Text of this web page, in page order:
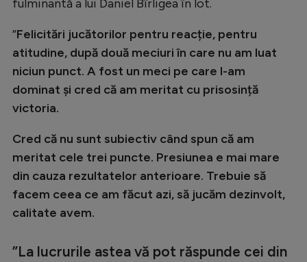
Natație
Formula 1
Gimnastică
Rugby
Ciclism
Alte sporturi
JO 2026
fulminantă a lui Daniel Bîrligea în lot.
”Felicitări jucătorilor pentru reacție, pentru
atitudine, după două meciuri în care nu am luat
niciun punct. A fost un meci pe care l-am
dominat și cred că am meritat cu prisosință
victoria.
Cred că nu sunt subiectiv când spun că am
meritat cele trei puncte. Presiunea e mai mare
din cauza rezultatelor anterioare. Trebuie să
facem ceea ce am făcut azi, să jucăm dezinvolt,
calitate avem.
”La lucrurile astea vă pot răspunde cei din